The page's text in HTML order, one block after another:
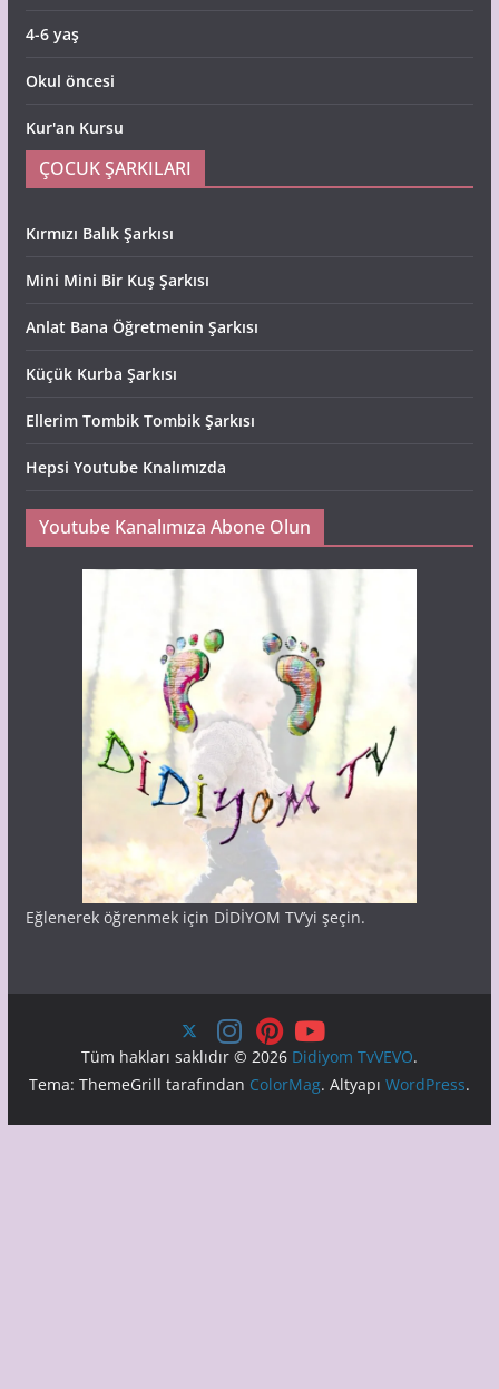
4-6 yaş
Okul öncesi
Kur'an Kursu
ÇOCUK ŞARKILARI
Kırmızı Balık Şarkısı
Mini Mini Bir Kuş Şarkısı
Anlat Bana Öğretmenin Şarkısı
Küçük Kurba Şarkısı
Ellerim Tombik Tombik Şarkısı
Hepsi Youtube Knalımızda
Youtube Kanalımıza Abone Olun
Eğlenerek öğrenmek için DİDİYOM TV’yi şeçin.
Tüm hakları saklıdır © 2026 Didiyom TvVEVO.
Tema: ThemeGrill tarafından ColorMag. Altyapı WordPress.